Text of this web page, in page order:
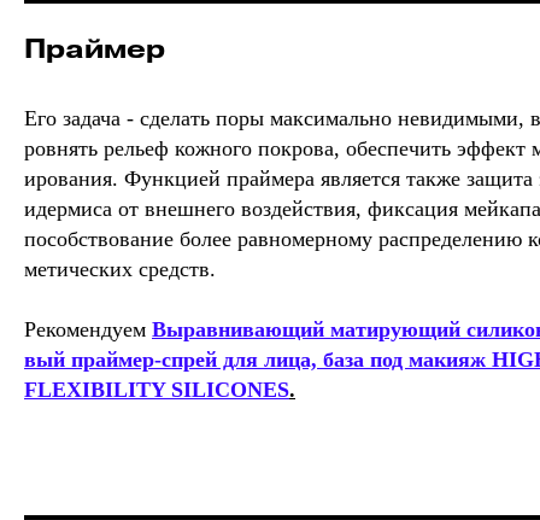
Праймер
Его задача - сделать поры максимально невидимыми,
ровнять рельеф кожного покрова, обеспечить эффект
ирования. Функцией праймера является также защита
идермиса от внешнего воздействия, фиксация
пособствование более равномерному распределению
метических средств.
Рекомендуем Выравнивающий матирующий
вый праймер-спрей для лица, база под макияж
FLEXIBILITY SILICONES.